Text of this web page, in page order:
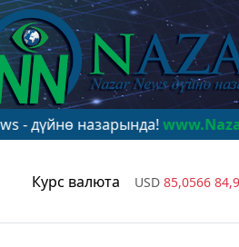
www.NazarNews.kg
Курс валюта USD 85,0566